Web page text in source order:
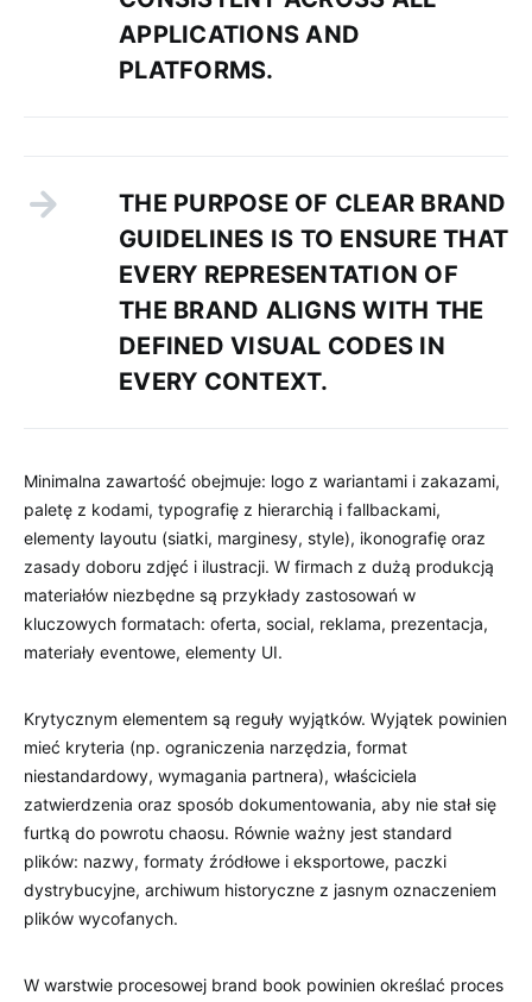
APPLICATIONS AND
PLATFORMS.
THE PURPOSE OF CLEAR BRAND
GUIDELINES IS TO ENSURE THAT
EVERY REPRESENTATION OF
THE BRAND ALIGNS WITH THE
DEFINED VISUAL CODES IN
EVERY CONTEXT.
Minimalna zawartość obejmuje: logo z wariantami i zakazami,
paletę z kodami, typografię z hierarchią i fallbackami,
elementy layoutu (siatki, marginesy, style), ikonografię oraz
zasady doboru zdjęć i ilustracji. W firmach z dużą produkcją
materiałów niezbędne są przykłady zastosowań w
kluczowych formatach: oferta, social, reklama, prezentacja,
materiały eventowe, elementy UI.
Krytycznym elementem są reguły wyjątków. Wyjątek powinien
mieć kryteria (np. ograniczenia narzędzia, format
niestandardowy, wymagania partnera), właściciela
zatwierdzenia oraz sposób dokumentowania, aby nie stał się
furtką do powrotu chaosu. Równie ważny jest standard
plików: nazwy, formaty źródłowe i eksportowe, paczki
dystrybucyjne, archiwum historyczne z jasnym oznaczeniem
plików wycofanych.
W warstwie procesowej brand book powinien określać proces